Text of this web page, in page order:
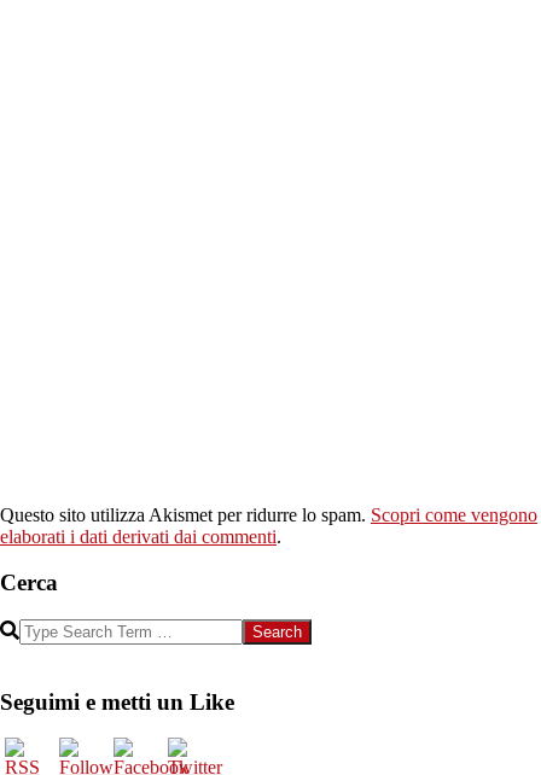
Questo sito utilizza Akismet per ridurre lo spam. Scopri come vengono
elaborati i dati derivati dai commenti.
Cerca
Search
Seguimi e metti un Like